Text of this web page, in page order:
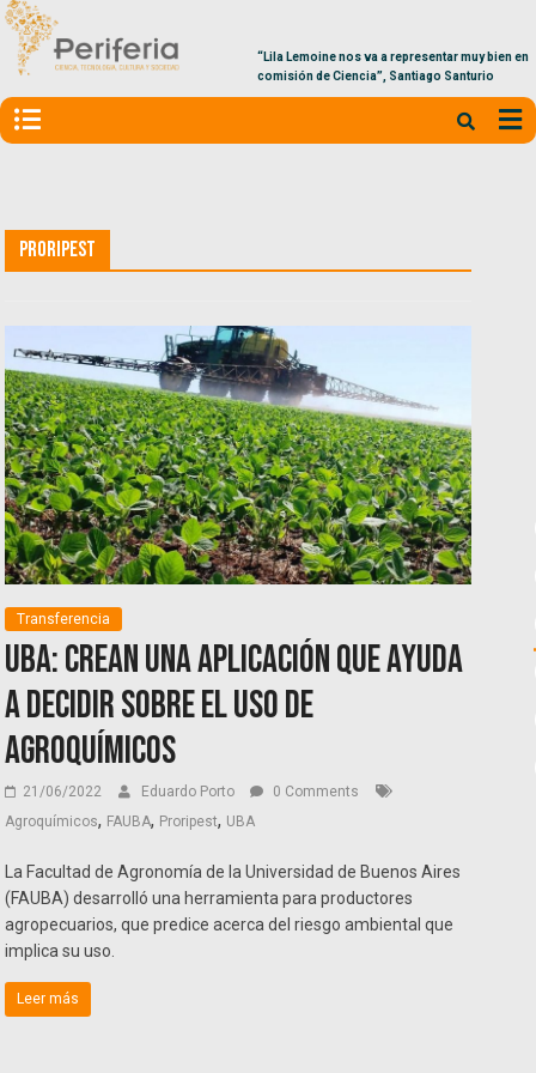
“Lila Lemoine nos va a representar muy bien en la
comisión de Ciencia”, Santiago Santurio
Proripest
Transferencia
UBA: crean una aplicación que ayuda
a decidir sobre el uso de
agroquímicos
21/06/2022 Eduardo Porto
0 Comments
Agroquímicos, FAUBA, Proripest, UBA
La Facultad de Agronomía de la Universidad de Buenos Aires
(FAUBA) desarrolló una herramienta para productores
agropecuarios, que predice acerca del riesgo ambiental que
implica su uso.
Leer más